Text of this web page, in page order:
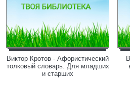
Виктор Кротов - Афористический
толковый словарь. Для младших
и старших